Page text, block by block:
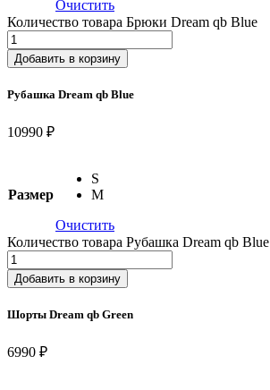
Очистить
Количество товара Брюки Dream qb Blue
Добавить в корзину
Рубашка Dream qb Blue
10990 ₽
Размер
S
M
Очистить
Количество товара Рубашка Dream qb Blue
Добавить в корзину
Шорты Dream qb Green
6990 ₽